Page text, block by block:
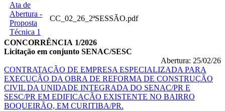
Ata de
Abertura -
Proposta
Técnica 1
CC_02_26_2ªSESSÃO.pdf
CONCORRÊNCIA 1/2026
Licitação em conjunto SENAC/SESC
Abertura: 25/02/26
CONTRATAÇÃO DE EMPRESA ESPECIALIZADA PARA
EXECUÇÃO DA OBRA DE REFORMA DE CONSTRUÇÃO
CIVIL DA UNIDADE INTEGRADA DO SENAC/PR E
SESC/PR EM EDIFICAÇÃO EXISTENTE NO BAIRRO
BOQUEIRÃO, EM CURITIBA/PR.